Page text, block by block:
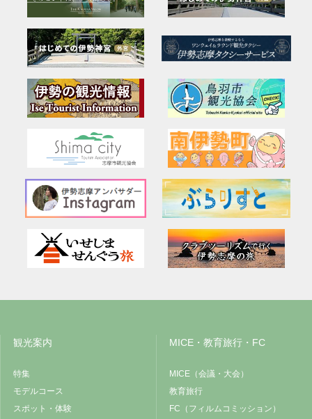
観光案内
特集
モデルコース
スポット・体験
MICE・教育旅行・FC
MICE（会議・大会）
教育旅行
FC（フィルムコミッション）